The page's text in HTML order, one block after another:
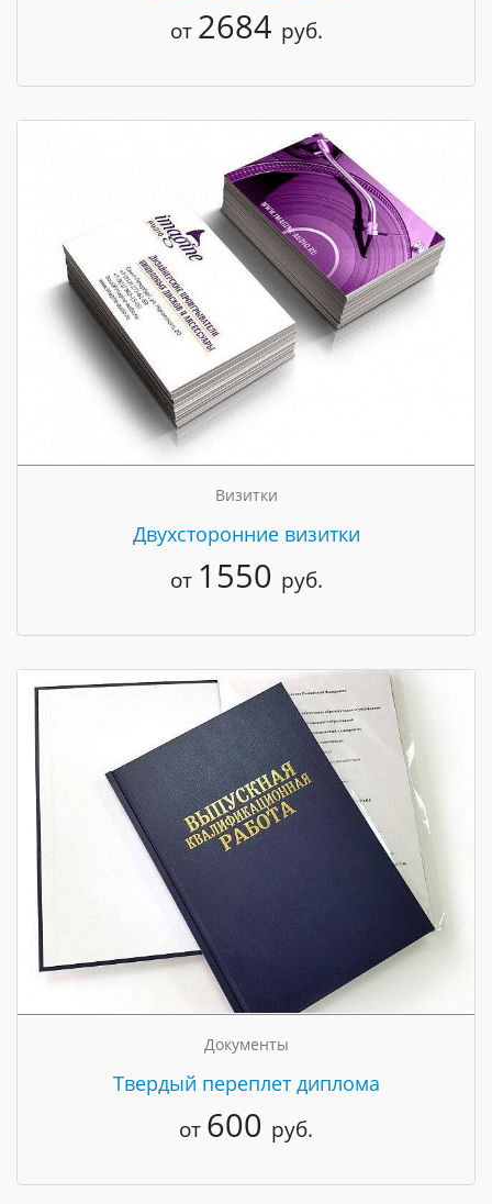
от 2684 руб.
Визитки
Двухсторонние визитки
от 1550 руб.
Документы
Твердый переплет диплома
от 600 руб.